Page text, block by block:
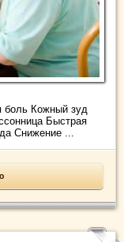
боль Кожный зуд
Быстрая
Снижение ...